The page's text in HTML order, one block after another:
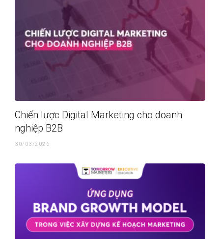
Chiến lược Digital Marketing cho doanh
nghiệp B2B
30/03/2026